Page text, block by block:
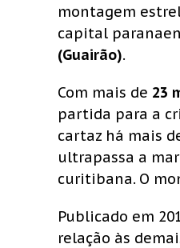
montagem
capital
(Guairão).
Com mais de 23
partida para a
cartaz há mais
ultrapassa a
curitibana. O
Publicado em
relação às